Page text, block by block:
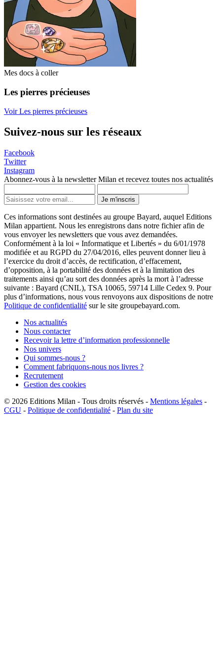
Mes docs à coller
Les pierres précieuses
Voir Les pierres précieuses
Suivez-nous sur les réseaux
Facebook
Twitter
Instagram
Abonnez-vous à la newsletter Milan et recevez toutes nos actualités
Je m'inscris
Ces informations sont destinées au groupe Bayard, auquel Editions
Milan appartient. Nous les enregistrons dans notre fichier afin de
vous envoyer les newsletters que vous avez demandées.
Conformément à la loi « Informatique et Libertés » du 6/01/1978
modifiée et au RGPD du 27/04/2016, elles peuvent donner lieu à
l’exercice du droit d’accès, de rectification, d’effacement,
d’opposition, à la portabilité des données et à la limitation des
traitements ainsi qu’au sort des données après la mort à l’adresse
suivante : Bayard (CNIL), TSA 10065, 59714 Lille Cedex 9. Pour
plus d’informations, nous vous renvoyons aux dispositions de notre
Politique de confidentialité sur le site groupebayard.com.
Nos actualités
Nous contacter
Recevoir la lettre d’information professionnelle
Nos univers
Qui sommes-nous ?
Comment fabriquons-nous nos livres ?
Recrutement
Gestion des cookies
© 2026 Editions Milan - Tous droits réservés - Mentions légales -
CGU - Politique de confidentialité - Plan du site